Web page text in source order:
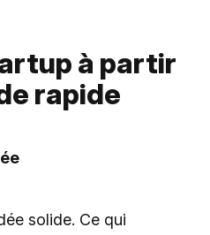
à partir
rapide
solide. Ce qui